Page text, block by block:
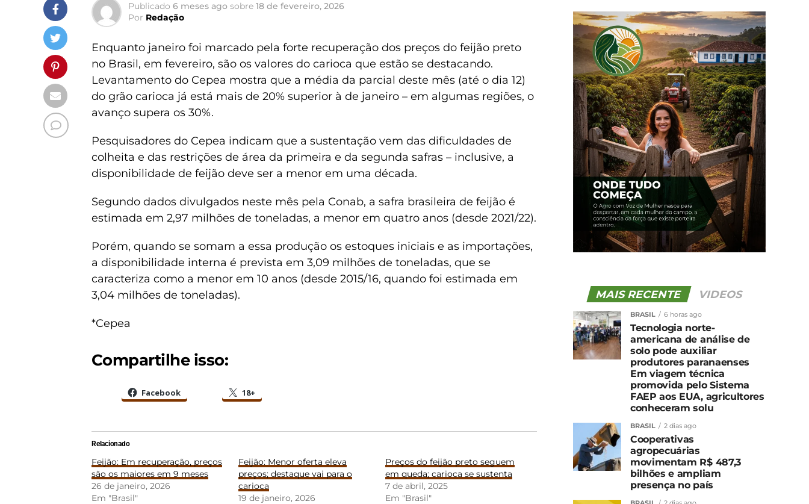
Publicado 6 meses ago sobre 18 de fevereiro, 2026
Por Redação
Enquanto janeiro foi marcado pela forte recuperação dos preços do feijão preto
no Brasil, em fevereiro, são os valores do carioca que estão se destacando.
Levantamento do Cepea mostra que a média da parcial deste mês (até o dia 12)
do grão carioca já está mais de 20% superior à de janeiro – em algumas regiões, o
avanço supera os 30%.
Pesquisadores do Cepea indicam que a sustentação vem das dificuldades de
colheita e das restrições de área da primeira e da segunda safras – inclusive, a
disponibilidade de feijão deve ser a menor em uma década.
Segundo dados divulgados neste mês pela Conab, a safra brasileira de feijão é
estimada em 2,97 milhões de toneladas, a menor em quatro anos (desde 2021/22).
Porém, quando se somam a essa produção os estoques iniciais e as importações,
a disponibilidade interna é prevista em 3,09 milhões de toneladas, que se
caracteriza como a menor em 10 anos (desde 2015/16, quando foi estimada em
3,04 milhões de toneladas).
*Cepea
Compartilhe isso:
Facebook 18+
Relacionado
Feijão: Em recuperação, preços
são os maiores em 9 meses
26 de janeiro, 2026
Em "Brasil"
Feijão: Menor oferta eleva
preços; destaque vai para o
carioca
19 de janeiro, 2026
Preços do feijão preto seguem
em queda; carioca se sustenta
7 de abril, 2025
Em "Brasil"
MAIS RECENTE VIDEOS
BRASIL 6 horas ago
Tecnologia norte-
americana de análise de
solo pode auxiliar
produtores paranaenses
Em viagem técnica
promovida pelo Sistema
FAEP aos EUA, agricultores
conheceram solu
BRASIL 2 dias ago
Cooperativas
agropecuárias
movimentam R$ 487,3
bilhões e ampliam
presença no país